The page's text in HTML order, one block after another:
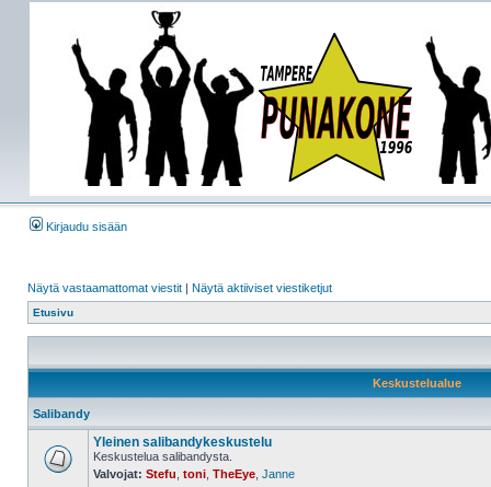
Kirjaudu sisään
Näytä vastaamattomat viestit | Näytä aktiiviset viestiketjut
Etusivu
Keskustelualue
Salibandy
Yleinen salibandykeskustelu
Keskustelua salibandysta.
Valvojat: Stefu toni TheEye Janne